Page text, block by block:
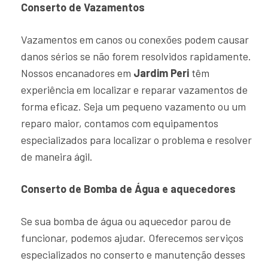
Conserto de Vazamentos
Vazamentos em canos ou conexões podem causar
danos sérios se não forem resolvidos rapidamente.
Nossos encanadores em Jardim Peri têm
experiência em localizar e reparar vazamentos de
forma eficaz. Seja um pequeno vazamento ou um
reparo maior, contamos com equipamentos
especializados para localizar o problema e resolver
de maneira ágil.
Conserto de Bomba de Água e aquecedores
Se sua bomba de água ou aquecedor parou de
funcionar, podemos ajudar. Oferecemos serviços
especializados no conserto e manutenção desses